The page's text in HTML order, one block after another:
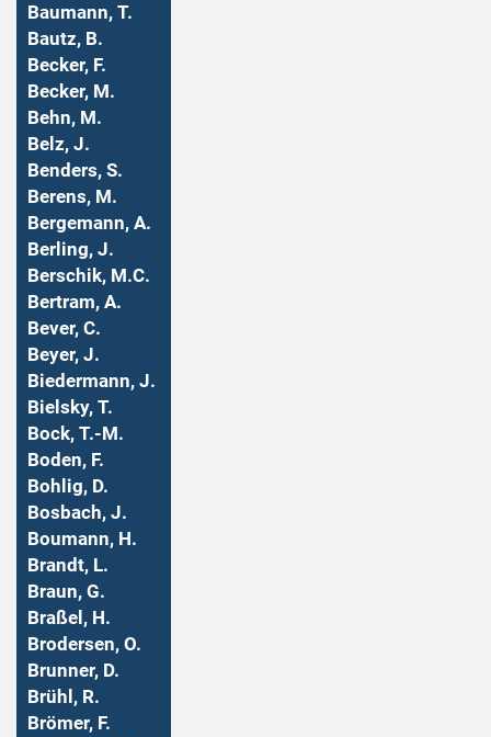
Baumann, T.
Bautz, B.
Becker, F.
Becker, M.
Behn, M.
Belz, J.
Benders, S.
Berens, M.
Bergemann, A.
Berling, J.
Berschik, M.C.
Bertram, A.
Bever, C.
Beyer, J.
Biedermann, J.
Bielsky, T.
Bock, T.-M.
Boden, F.
Bohlig, D.
Bosbach, J.
Boumann, H.
Brandt, L.
Braun, G.
Braßel, H.
Brodersen, O.
Brunner, D.
Brühl, R.
Brömer, F.